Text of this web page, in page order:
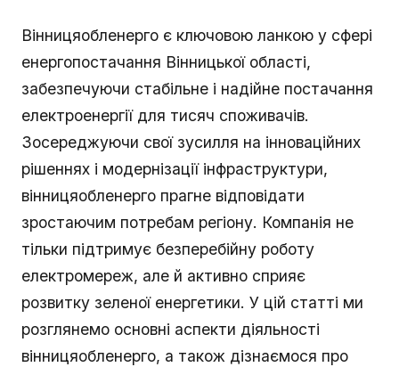
Вінницяобленерго є ключовою ланкою у сфері
енергопостачання Вінницької області,
забезпечуючи стабільне і надійне постачання
електроенергії для тисяч споживачів.
Зосереджуючи свої зусилля на інноваційних
рішеннях і модернізації інфраструктури,
вінницяобленерго прагне відповідати
зростаючим потребам регіону. Компанія не
тільки підтримує безперебійну роботу
електромереж, але й активно сприяє
розвитку зеленої енергетики. У цій статті ми
розглянемо основні аспекти діяльності
вінницяобленерго, а також дізнаємося про